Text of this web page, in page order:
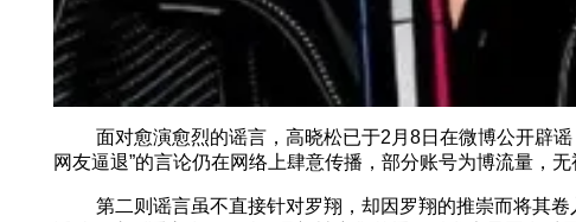
面对愈演愈烈的谣言，高晓松已于2月8日在微博公开辟谣
网友逼退”的言论仍在网络上肆意传播，部分账号为博流量，
第二则谣言虽不直接针对罗翔，却因罗翔的推崇而将其卷